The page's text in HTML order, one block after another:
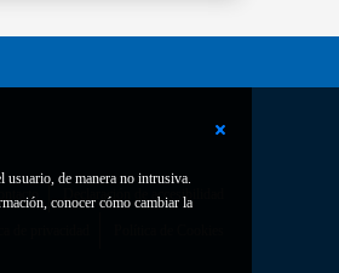
usuario, de manera no intrusiva.
conocer cómo cambiar la
Declaración de accesibilidad